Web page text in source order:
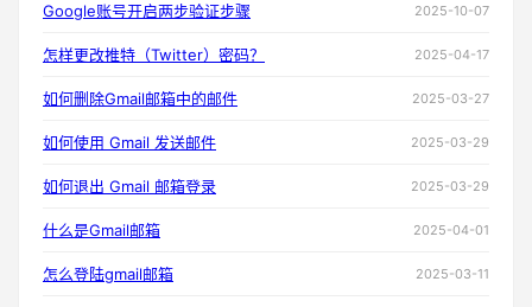
Google账号开启两步验证步骤 2025-10-07
怎样更改推特（Twitter）密码？ 2025-04-17
如何删除Gmail邮箱中的邮件 2025-03-27
如何使用 Gmail 发送邮件 2025-03-29
如何退出 Gmail 邮箱登录 2025-03-29
什么是Gmail邮箱 2025-04-01
怎么登陆gmail邮箱 2025-03-11